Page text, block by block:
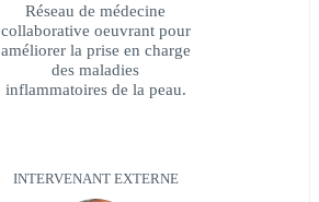
Réseau de médecine
collaborative oeuvrant pour
améliorer la prise en charge
des maladies
inflammatoires de la peau.
INTERVENANT EXTERNE